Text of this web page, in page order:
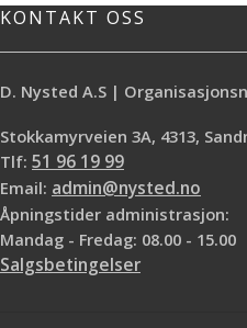
inntregning *Inneholder UV-
KONTAKT OSS
D. Nysted A.S |
Stokkamyrveien 3A, 4313,
Tlf: 51 96 19 99
Email: admin@nysted.no
Åpningstider administrasjon:
Mandag - Fredag: 08.00 - 15.00
Salgsbetingelser